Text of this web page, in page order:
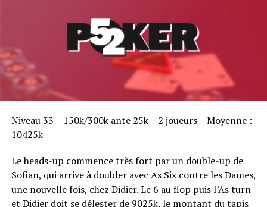
Niveau 33 – 150k/300k ante 25k – 2 joueurs – Moyenne :
10425k
Le heads-up commence très fort par un double-up de
Sofian, qui arrive à doubler avec As Six contre les Dames,
une nouvelle fois, chez Didier. Le 6 au flop puis l’As turn
et Didier doit se délester de 9025k, le montant du tapis